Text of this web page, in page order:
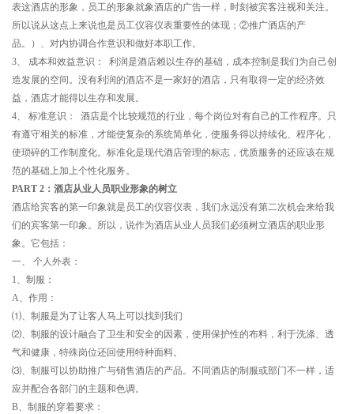
表这酒店的形象，员工的形象就象酒店的广告一样，时刻被宾客注视和关注。
所以说从这点上来说也是员工仪容仪表重要性的体现；②推广酒店的产
品。）、对内协调合作意识和做好本职工作。
3、 成本和效益意识： 利润是酒店赖以生存的基础，成本控制是我们为自己创
造发展的空间。没有利润的酒店不是一家好的酒店，只有取得一定的经济效
益，酒店才能得以生存和发展。
4、 标准意识： 酒店是个比较规范的行业，每个岗位对有自己的工作程序。只
有遵守相关的标准，才能使复杂的系统简单化，使服务得以持续化、程序化，
使琐碎的工作制度化。标准化是现代酒店管理的标志，优质服务的还应该在规
范的基础上加上个性化服务。
PART 2：酒店从业人员职业形象的树立
酒店给宾客的第一印象就是员工的仪容仪表，我们永远没有第二次机会来给我
们的宾客第一印象。所以，说作为酒店从业人员我们必须树立酒店的职业形
象。它包括：
一、 个人外表：
1、制服：
A、作用：
⑴、制服是为了让客人马上可以找到我们
⑵、制服的设计融合了卫生和安全的因素，使用保护性的布料，利于洗涤、透
气和健康，特殊岗位还回使用特种面料。
⑶、制服可以协助推广与销售酒店的产品。不同酒店的制服或部门不一样，适
应并配合各部门的主题和色调。
B、制服的穿着要求：